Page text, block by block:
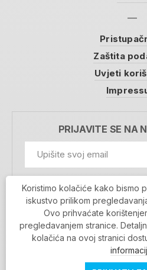
Zaštita
Uvjeti
PRIJAVITE SE NA
Prihvaćam da se moji
podataka i koriste u svrhu
newslettera
MOJARIJEKA
PRIJAVI
Koristimo kolačiće kako bismo
iskustvo prilikom
Ovo prihvaćate
pregledavanjem stranice.
kolačića na ovoj stranici